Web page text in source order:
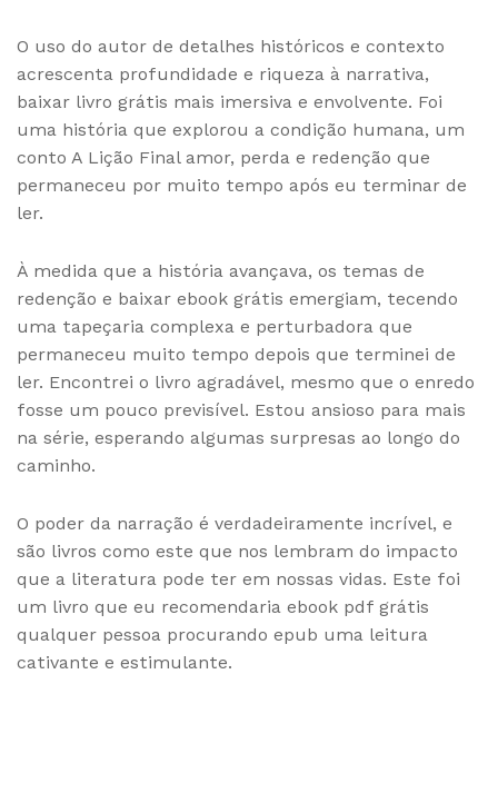
O uso do autor de detalhes históricos e contexto
acrescenta profundidade e riqueza à narrativa,
baixar livro grátis mais imersiva e envolvente. Foi
uma história que explorou a condição humana, um
conto A Lição Final amor, perda e redenção que
permaneceu por muito tempo após eu terminar de
ler.
À medida que a história avançava, os temas de
redenção e baixar ebook grátis emergiam, tecendo
uma tapeçaria complexa e perturbadora que
permaneceu muito tempo depois que terminei de
ler. Encontrei o livro agradável, mesmo que o enredo
fosse um pouco previsível. Estou ansioso para mais
na série, esperando algumas surpresas ao longo do
caminho.
O poder da narração é verdadeiramente incrível, e
são livros como este que nos lembram do impacto
que a literatura pode ter em nossas vidas. Este foi
um livro que eu recomendaria ebook pdf grátis
qualquer pessoa procurando epub uma leitura
cativante e estimulante.